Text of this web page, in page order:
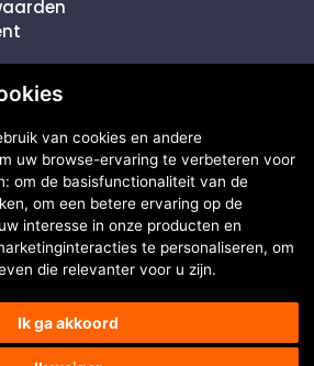
van cookies en andere
uw browse-ervaring te verbeteren voor
om de basisfunctionaliteit van de
, om een betere ervaring op de
interesse in onze producten en
te personaliseren, om
die relevanter voor u zijn.
Ik ga akkoord